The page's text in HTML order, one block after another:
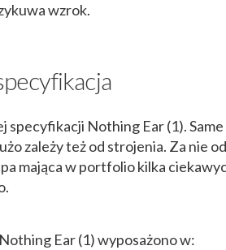
wzrok.
specyfikacji Nothing Ear (1).
zależy też od strojenia. Za nie
mająca w portfolio kilka
Ear (1) wyposażono w: